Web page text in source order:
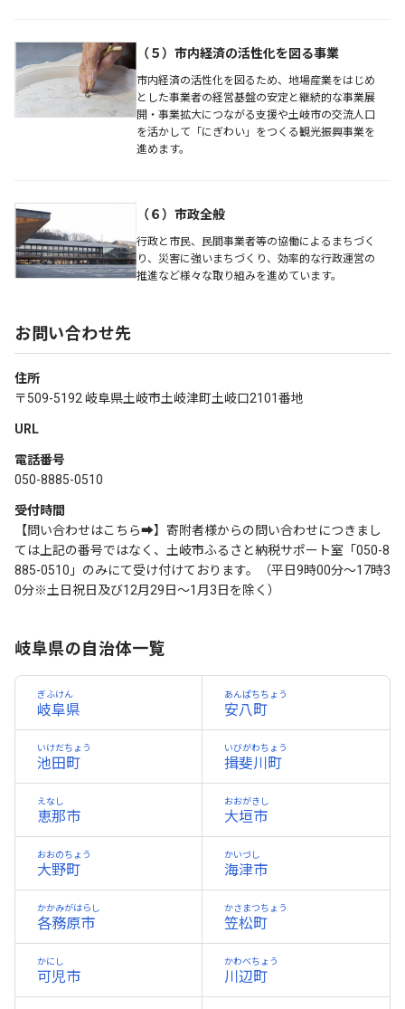
（５）市内経済の活性化を図る事業
市内経済の活性化を図るため、地場産業をはじめ
とした事業者の経営基盤の安定と継続的な事業展
開・事業拡大につながる支援や土岐市の交流人口
を活かして「にぎわい」をつくる観光振興事業を
進めます。
（６）市政全般
行政と市民、民間事業者等の協働によるまちづく
り、災害に強いまちづくり、効率的な行政運営の
推進など様々な取り組みを進めています。
お問い合わせ先
住所
〒509-5192 岐阜県土岐市土岐津町土岐口2101番地
URL
電話番号
050-8885-0510
受付時間
【問い合わせはこちら➡】寄附者様からの問い合わせにつきまし
ては上記の番号ではなく、土岐市ふるさと納税サポート室「050-8
885-0510」のみにて受け付けております。（平日9時00分～17時3
0分※土日祝日及び12月29日～1月3日を除く）
岐阜県の自治体一覧
岐阜県
ぎふけん
安八町
あんぱちちょう
池田町
いけだちょう
揖斐川町
いびがわちょう
恵那市
えなし
大垣市
おおがきし
大野町
おおのちょう
海津市
かいづし
各務原市
かかみがはらし
笠松町
かさまつちょう
可児市
かにし
川辺町
かわべちょう